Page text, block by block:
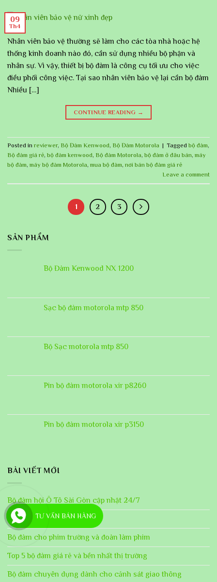
09
Th4
Nhân viên bảo vệ thường sẽ làm cho các tòa nhà hoặc hệ
thống kinh doanh nào đó, cần sử dụng nhiều bộ phận và
nhân sự. Vì vậy, thiết bị bộ đàm là công cụ tối ưu cho việc
điều phối công việc. Tại sao nhân viên bảo vệ lại cần bộ đàm
Nhiều […]
CONTINUE READING →
Posted in reviewer, Bộ Đàm Kenwood, Bộ Đàm Motorola | Tagged bộ đàm,
Bộ đàm giá rẻ, bộ đàm kenwood, Bộ đàm Motorola, bộ đàm ở đâu bán, máy
bộ đàm, máy bộ đàm Motorola, mua bộ đàm, nơi bán bộ đàm giá rẻ
Leave a comment
1 2 3
SẢN PHẨM
Bộ Đàm Kenwood NX 1200
Sạc bộ đàm motorola mtp 850
Bộ Sạc motorola mtp 850
Pin bộ đàm motorola xir p8260
Pin bộ đàm motorola xir p3150
BÀI VIẾT MỚI
Bộ đàm hội Ô Tô Sài Gòn cập nhật 24/7
Bộ đàm mini M20 cho bé
Bộ đàm cho phim trường và đoàn làm phim
Top 5 bộ đàm giá rẻ và bền nhất thị trường
Bộ đàm chuyên dụng dành cho cảnh sát giao thông
TƯ VẤN BÁN HÀNG